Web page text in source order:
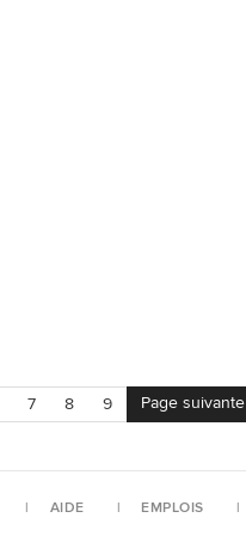
7 8 9 Page suivante
AIDE EMPLOIS